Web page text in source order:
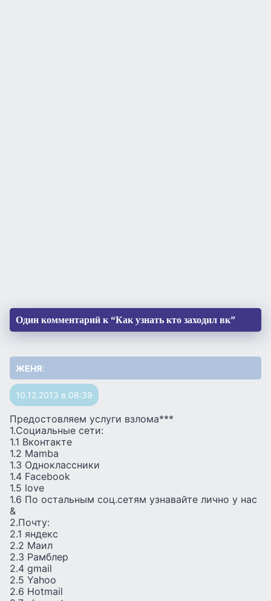
Один комментарий к “Как узнать кто заходил вк”
ЖЕНЯ:
10.12.2013 в 08:39
Предостовляем услуги взлома***
1.Социальные сети:
1.1 Вконтакте
1.2 Mamba
1.3 Одноклассники
1.4 Facebook
1.5 love
1.6 По остальным соц.сетям узнавайте лично у нас
&
2.Почту:
2.1 яндекс
2.2 Маил
2.3 Рамблер
2.4 gmail
2.5 Yahoo
2.6 Hotmail